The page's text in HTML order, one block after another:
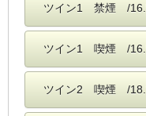
ツイン1 禁煙 /
ツイン1 喫煙 /
ツイン2 喫煙 /